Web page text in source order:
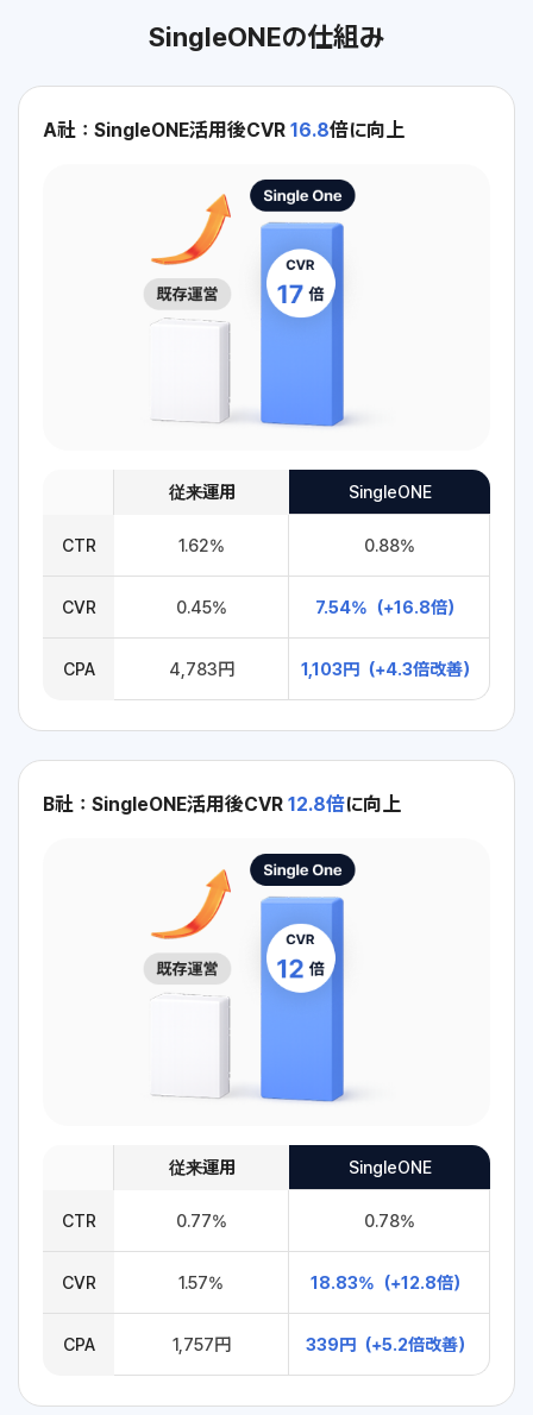
SingleONEの仕組み
A社：SingleONE活用後CVR 16.8倍に向上
従来運用 SingleONE
CTR 1.62% 0.88%
CVR 0.45% 7.54%（+16.8倍）
CPA 4,783円 1,103円（+4.3倍改善）
B社：SingleONE活用後CVR 12.8倍に向上
従来運用 SingleONE
CTR 0.77% 0.78%
CVR 1.57% 18.83%（+12.8倍）
CPA 1,757円 339円（+5.2倍改善）